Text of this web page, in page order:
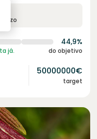
prazo
44,9%
já. do objetivo
50000000€
target